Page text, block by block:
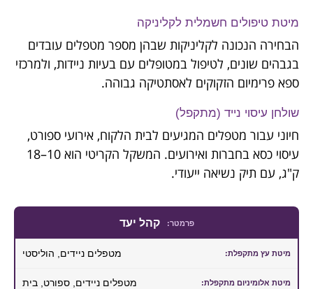
מיטת טיפולים חשמלית לקליניקה
הבחירה הנכונה לקליניקות שבהן מספר מטפלים עובדים
בגבהים שונים, לטיפול במטופלים עם בעיות ניידות, ולמרכזי
ספא פרימיום הזקוקים לאסתטיקה גבוהה.
שולחן עיסוי נייד (מתקפל)
חיוני עבור מטפלים המגיעים לבית הלקוח, אירועי ספורט,
עיסוי כסא בחברות ואירועים. המשקל הקריטי הוא 10–18
ק"ג, עם תיק נשיאה ייעודי.
קהל יעד
מטפלים ניידים, הוליסטי
מטפלים ניידים, ספורט, בית